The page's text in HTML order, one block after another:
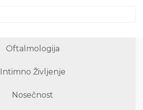
Oftalmologija
Intimno Življenje
Nosečnost